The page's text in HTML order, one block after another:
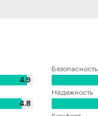
4.9
4.8
Безопасность
Надежность